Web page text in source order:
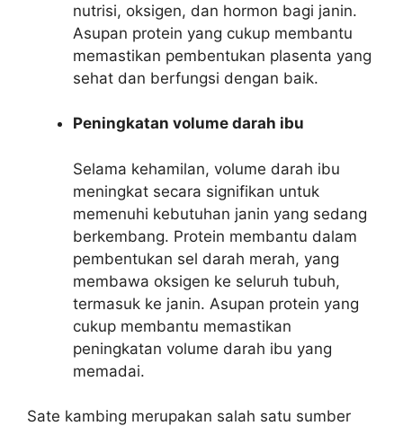
nutrisi, oksigen, dan hormon bagi janin.
Asupan protein yang cukup membantu
memastikan pembentukan plasenta yang
sehat dan berfungsi dengan baik.
Peningkatan volume darah ibu
Selama kehamilan, volume darah ibu
meningkat secara signifikan untuk
memenuhi kebutuhan janin yang sedang
berkembang. Protein membantu dalam
pembentukan sel darah merah, yang
membawa oksigen ke seluruh tubuh,
termasuk ke janin. Asupan protein yang
cukup membantu memastikan
peningkatan volume darah ibu yang
memadai.
Sate kambing merupakan salah satu sumber